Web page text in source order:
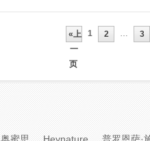
«上
一
页
1 2 … 3